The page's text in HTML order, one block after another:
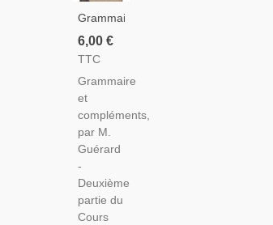
Grammaire
Et
Compléments,
1898-
Manuel
Grammaire
École
Primaire,
Manuel
Grammaire
1898,
6,00 €
TTC
Grammaire
et
compléments,
par M.
Guérard
-
Deuxième
partie du
Cours